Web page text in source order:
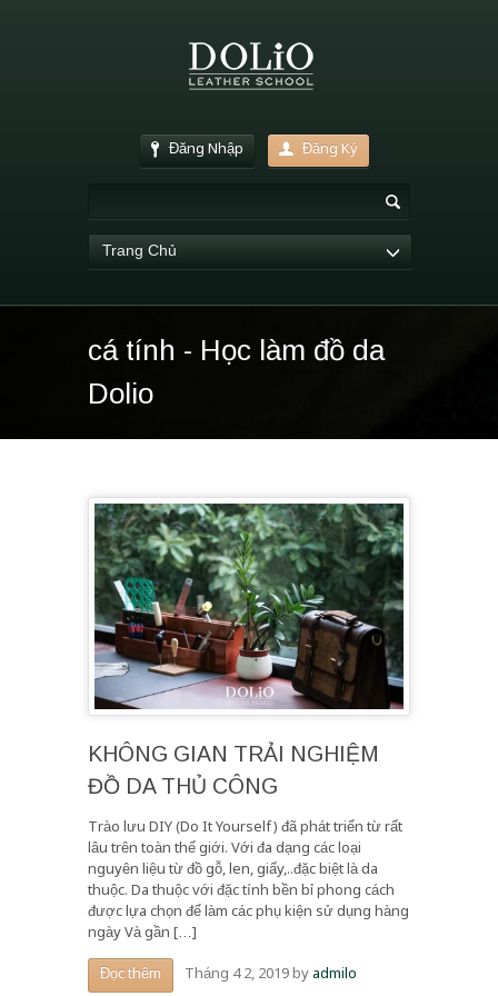
Đăng Nhập Đăng Ký
Trang Chủ
cá tính - Học làm đồ da
Dolio
KHÔNG GIAN TRẢI NGHIỆM
ĐỒ DA THỦ CÔNG
Trào lưu DIY (Do It Yourself) đã phát triển từ rất
lâu trên toàn thế giới. Với đa dạng các loại
nguyên liệu từ đồ gỗ, len, giấy,..đặc biệt là da
thuộc. Da thuộc với đặc tính bền bỉ phong cách
được lựa chọn để làm các phụ kiện sử dụng hàng
ngày Và gần […]
Đọc thêm Tháng 4 2, 2019byadmilo